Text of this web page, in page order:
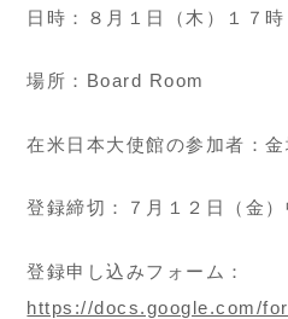
日時：８月１日（木）１７
場所：Board Room
在米日本大使館の参加者：
登録締切：７月１２日（金）
登録申し込みフォーム：
https://docs.google.com/